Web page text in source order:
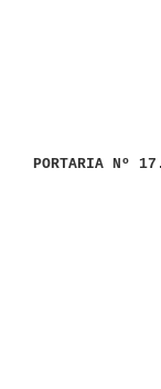
PORTARIA Nº